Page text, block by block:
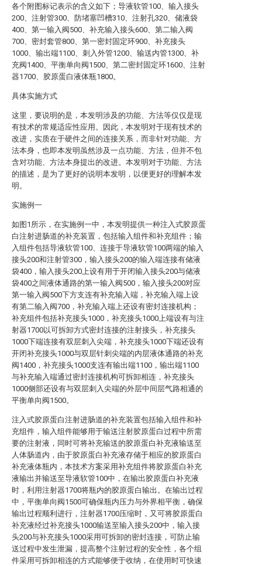
各个附图标记表示的含义如下；导液软管100、输入接头
200、注射管300、防堵塞凹槽310、注射孔320、储液袋
400、第一输入阀500、补充输入接头600、第二输入阀
700、密封套管800、第一密封固定环900、补充接头
1000、输出端1100、刺入外管1200、输送内管1300、补
充阀1400、平衡单向阀1500、第二密封固定环1600、注射
器1700、胶原蛋白液体瓶1800。
具体实施方式
这里，要说明的是，本发明涉及的功能、方法等仅仅是现
有技术的常规适应性应用。因此，本发明对于现有技术的
改进，实质在于硬件之间的连接关系，而非针对功能、方
法本身，也即本发明虽然涉及一点功能、方法，但并不包
含对功能、方法本身提出的改进。本发明对于功能、方法
的描述，是为了更好的说明本发明，以便更好的理解本发
明。
实施例一
如图1所示，在实施例一中，本发明提供一种注入式胶原蛋
白注射进肠道的补充装置，包括输入组件和补充组件；输
入组件包括导液软管100、连接于导液软管100两端的输入
接头200和注射管300，输入接头200的输入端连接有储液
袋400，输入接头200上设有用于开闭输入接头200与储液
袋400之间液体通路的第一输入阀500，输入接头200对应
第一输入阀500下方支连有补充输入端，补充输入端上设
有第二输入阀700，补充输入端上还设有密封连接机构；
补充组件包括补充接头1000，补充接头1000上端设有与注
射器1700以可拆卸方式密封连接的注射接头，补充接头
1000下端连接有双层刺入尖端，补充接头1000下端还设有
开闭补充接头1000与双层针刺尖端的内层液体通路的补充
阀1400，补充接头1000支连有输出端1100，输出端1100
与补充输入端通过密封连接机构可拆卸相连，补充接头
1000侧部还设有与双层刺入尖端的外层中间层气路相通的
平衡单向阀1500。
注入式胶原蛋白注射进肠道的补充装置包括输入组件和补
充组件，输入组件能够用于输送注射胶原蛋白过程中所需
要的注射液，同时可将补充输送的胶原蛋白补充液输送至
人体肠道内，由于胶原蛋白补充液存储于相应的胶原蛋白
补充液体瓶内，本技术方案采用补充组件将胶原蛋白补充
液输出并输送至导液软管100中，在输出胶原蛋白补充液
时，利用注射器1700将瓶内的胶原蛋白输出。在输出过程
中，平衡单向阀1500可确保瓶内压力与外界相平衡，确保
输出过程顺利进行，注射器1700压缩时，又可将胶原蛋白
补充液经过补充接头1000输送至输入接头200中，输入接
头200与补充接头1000采用可拆卸的密封连接，可防止输
送过程中发生泄漏，提高整个注射过程的安全性，各个组
件采用可拆卸相连的方式能够便于收纳，在使用时可快速